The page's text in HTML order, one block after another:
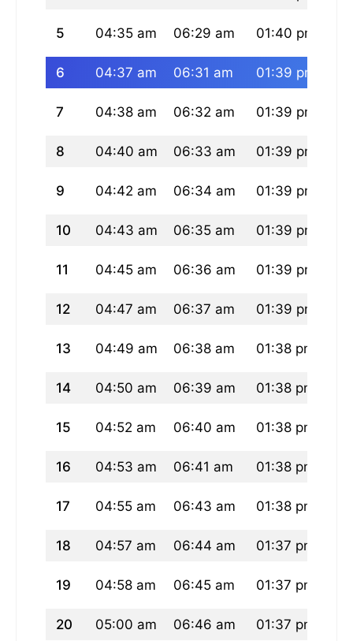
5 04:35 am 06:29 am 01:40 pm
6 04:37 am 06:31 am 01:39 pm
7 04:38 am 06:32 am 01:39 pm
8 04:40 am 06:33 am 01:39 pm
9 04:42 am 06:34 am 01:39 pm
10 04:43 am 06:35 am 01:39 pm
11 04:45 am 06:36 am 01:39 pm
12 04:47 am 06:37 am 01:39 pm
13 04:49 am 06:38 am 01:38 pm
14 04:50 am 06:39 am 01:38 pm
15 04:52 am 06:40 am 01:38 pm
16 04:53 am 06:41 am 01:38 pm
17 04:55 am 06:43 am 01:38 pm
18 04:57 am 06:44 am 01:37 pm
19 04:58 am 06:45 am 01:37 pm
20 05:00 am 06:46 am 01:37 pm